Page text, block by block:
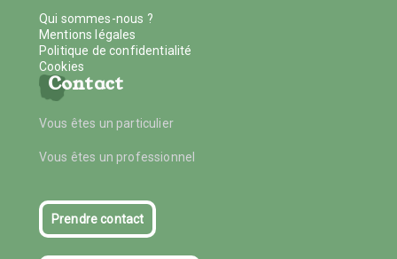
Qui sommes-nous ?
Mentions légales
Politique de confidentialité
Cookies
Contact
Vous êtes un particulier
Vous êtes un professionnel
Prendre contact